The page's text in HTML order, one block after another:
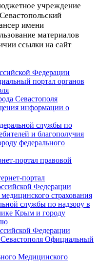
учреждение
имени
материалов
ссылки на сайт
Федерации
портал органов
Севастополя
информации о
службы по
и благополучия
федерального
портал правовой
портал
Федерации
страхования
службы по надзору в
Крым и городу
Федерации
Севастополя Официальный
Медицинского